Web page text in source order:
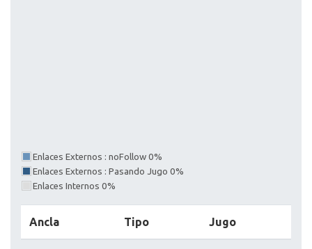
Enlaces Externos : noFollow 0%
Enlaces Externos : Pasando Jugo 0%
Enlaces Internos 0%
Ancla Tipo Jugo